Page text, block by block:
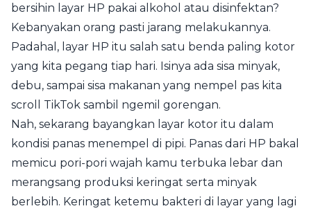
bersihin layar HP pakai alkohol atau disinfektan?
Kebanyakan orang pasti jarang melakukannya.
Padahal, layar HP itu salah satu benda paling kotor
yang kita pegang tiap hari. Isinya ada sisa minyak,
debu, sampai sisa makanan yang nempel pas kita
scroll TikTok sambil ngemil gorengan.
Nah, sekarang bayangkan layar kotor itu dalam
kondisi panas menempel di pipi. Panas dari HP bakal
memicu pori-pori wajah kamu terbuka lebar dan
merangsang produksi keringat serta minyak
berlebih. Keringat ketemu bakteri di layar yang lagi